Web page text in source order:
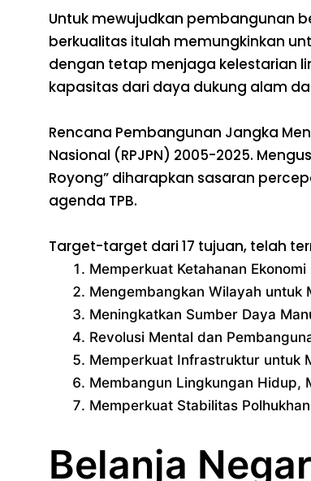
Untuk mewujudkan pembangunan
berkualitas itulah memungkinkan
dengan tetap menjaga kelestarian
kapasitas dari daya dukung alam
Rencana Pembangunan Jangka
Nasional (RPJPN) 2005-2025.
Royong” diharapkan sasaran
agenda TPB.
Target-target dari 17 tujuan, telah
Memperkuat Ketahanan
Mengembangkan Wilayah untuk
Meningkatkan Sumber Daya
Revolusi Mental dan
Memperkuat Infrastruktur untuk
Membangun Lingkungan Hidup,
Memperkuat Stabilitas
Belanja